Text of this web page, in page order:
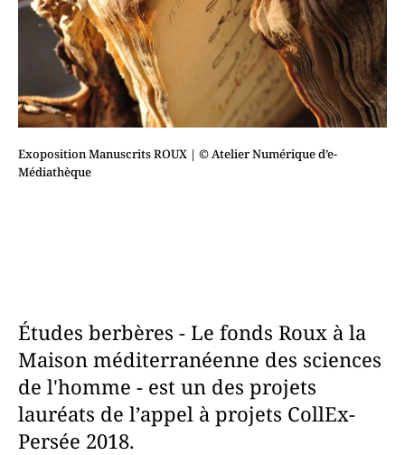
Exoposition Manuscrits ROUX | © Atelier Numérique d’e-
Médiathèque
Études berbères - Le fonds Roux à la
Maison méditerranéenne des sciences
de l'homme - est un des projets
lauréats de l’appel à projets CollEx-
Persée 2018.